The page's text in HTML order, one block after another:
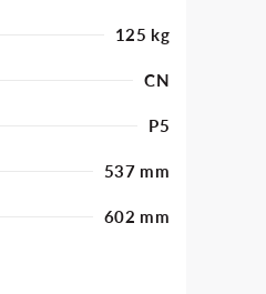
125 kg
CN
P5
537 mm
602 mm